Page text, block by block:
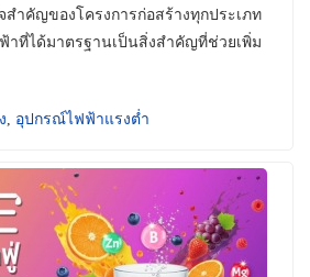
สำคัญของโครงการก่อสร้างทุกประเภท
าที่ได้มาตรฐานเป็นสิ่งสำคัญที่ช่วยเพิ่ม
อุปกรณ์ไฟฟ้าแรงต่ำ